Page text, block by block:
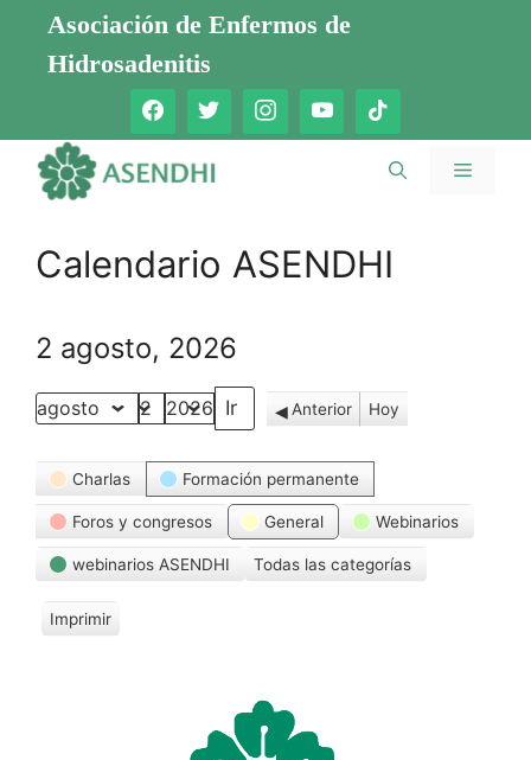
Saltar
contenido
Asociación de Enfermos de
Hidrosadenitis
Menú
Calendario ASENDHI
2 agosto, 2026
Mes
Día
Año
Anterior Hoy
Categorías
Charlas Formación permanente
Foros y congresos General Webinarios
webinarios ASENDHI Todas las categorías
Imprimir
V